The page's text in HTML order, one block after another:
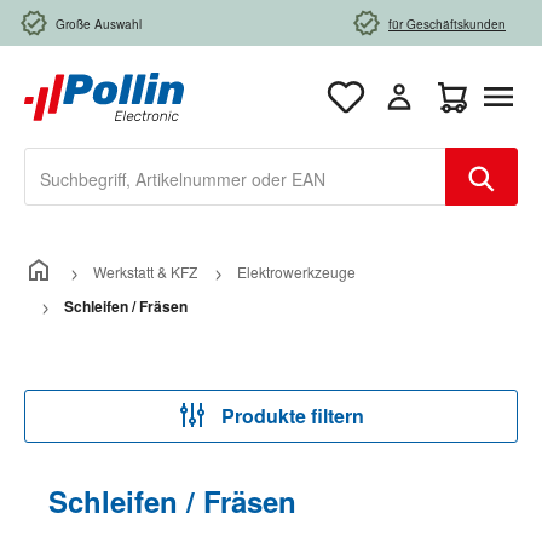
Zum Hauptinhalt springen
Große Auswahl für Geschäftskunden
Werkstatt & KFZ Elektrowerkzeuge
Schleifen / Fräsen
Produkte filtern
Schleifen / Fräsen